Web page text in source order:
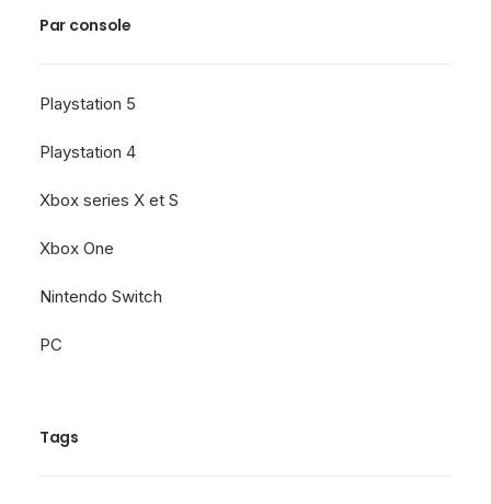
Par console
Playstation 5
Playstation 4
Xbox series X et S
Xbox One
Nintendo Switch
PC
Tags